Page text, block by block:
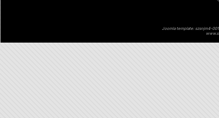
Joomla template: szsnjm4-